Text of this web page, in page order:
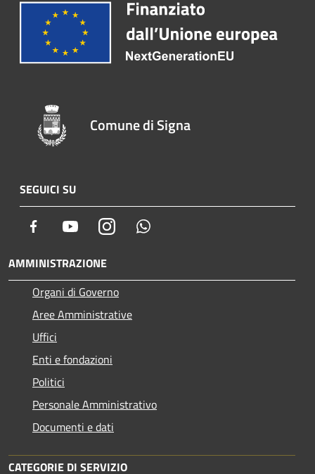
Comune di Signa
SEGUICI SU
Facebook YoutubeInstagram
AMMINISTRAZIONE
Organi di Governo
Aree Amministrative
Uffici
Enti e fondazioni
Politici
Personale Amministrativo
Documenti e dati
CATEGORIE DI SERVIZIO